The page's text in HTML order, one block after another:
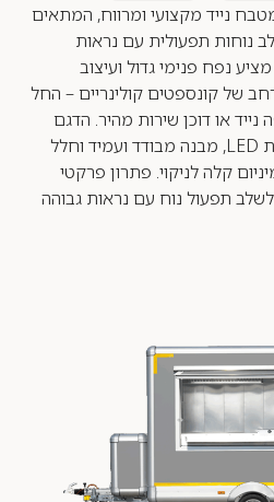
נייד מקצועי ומרווח, המתאים
נוחות תפעולית עם נראות
נפח פנימי גדול ועיצוב
של קונספטים קולינריים – החל
או דוכן שירות מהיר. הדגם
כולל חלון מכירה רחב, תאורת LED, מבנה מבודד ועמיד וחלל
קלה לניקוי. פתרון פרקטי
תפעול נוח עם נראות גבוהה